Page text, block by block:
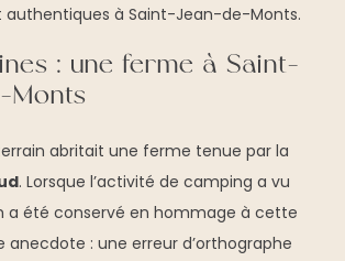
authentiques à Saint-Jean-de-Monts.
: une ferme à Saint-
abritait une ferme tenue par la
. Lorsque l’activité de camping a vu
a été conservé en hommage à cette
anecdote : une erreur d’orthographe